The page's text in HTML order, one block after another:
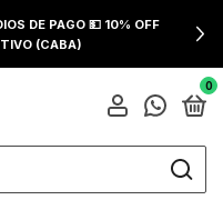
DE PAGO 💵 10% OFF
(CABA)
0